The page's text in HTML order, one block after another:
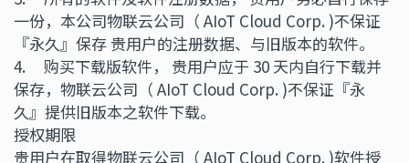
一份，本公司物联云公司（ AIoT Cloud Corp. )不保证
『永久』保存 贵用户的注册数据、与旧版本的软件。
4. 购买下载版软件， 贵用户应于 30 天内自行下载并
保存，物联云公司（ AIoT Cloud Corp. )不保证『永
久』提供旧版本之软件下载。
授权期限
贵用户在取得物联云公司（ AIoT Cloud Corp. )软件授